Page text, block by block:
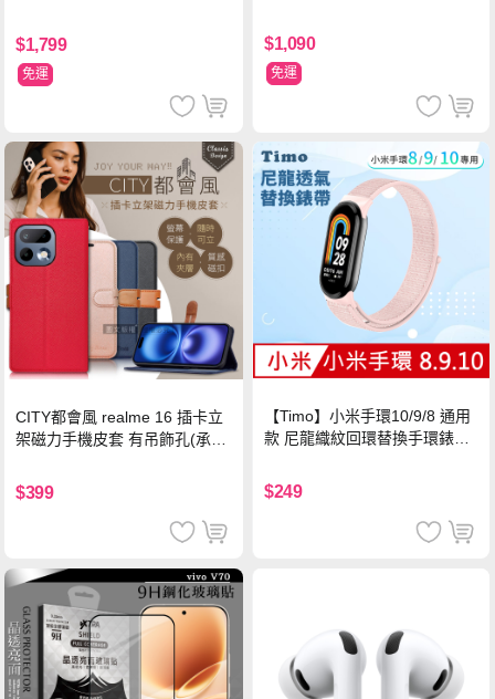
$1,799
免運
$1,090
免運
CITY都會風 realme 16 插卡立
架磁力手機皮套 有吊飾孔(承諾
$399
【Timo】小米手環10/9/8 通用
款 尼龍織紋回環替換手環錶帶-
$249